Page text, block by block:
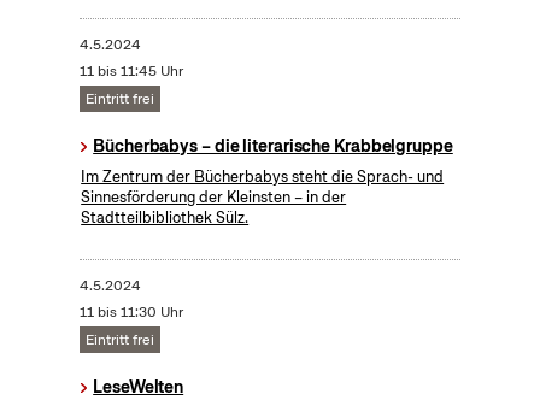
4.5.2024
11 bis 11:45 Uhr
Eintritt frei
Bücherbabys – die literarische Krabbelgruppe
Im Zentrum der Bücherbabys steht die Sprach- und
Sinnesförderung der Kleinsten – in der
Stadtteilbibliothek Sülz.
4.5.2024
11 bis 11:30 Uhr
Eintritt frei
LeseWelten